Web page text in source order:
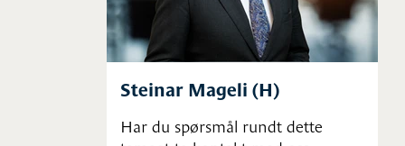
Steinar Mageli (H)
Har du spørsmål rundt dette